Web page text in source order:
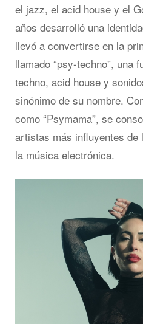
el jazz, el acid house y el
años desarrolló una
llevó a convertirse en la
llamado “psy-techno”, una
techno, acid house y
sinónimo de su nombre.
como “Psymama”, se
artistas más influyentes de
la música electrónica.